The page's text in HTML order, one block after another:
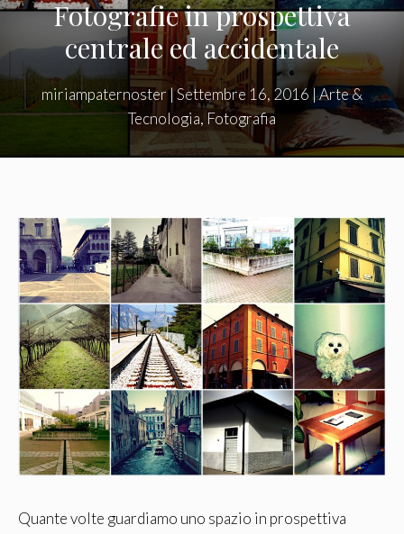
Fotografie in prospettiva
centrale ed accidentale
miriampaternoster|Settembre 16, 2016 |Arte &
Tecnologia, Fotografia
Quante volte guardiamo uno spazio in prospettiva